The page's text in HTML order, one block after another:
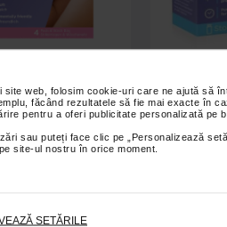
web, folosim cookie-uri care ne ajută să
făcând rezultatele să fie mai exacte în
pentru a oferi publicitate personalizată pe
sau puteți face clic pe „Personalizează
site-ul nostru în orice moment.
SETĂRILE
san, 4 bucati
71,90 Lei